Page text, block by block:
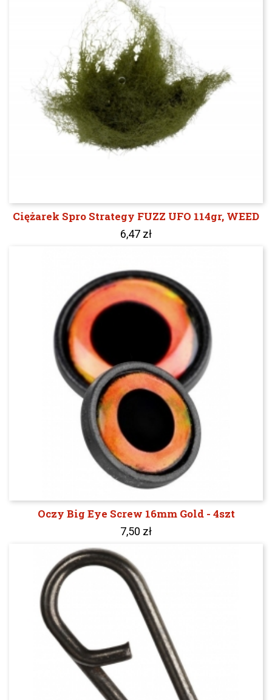
Ciężarek Spro Strategy FUZZ UFO 114gr, WEED
6,47 zł
Oczy Big Eye Screw 16mm Gold - 4szt
7,50 zł